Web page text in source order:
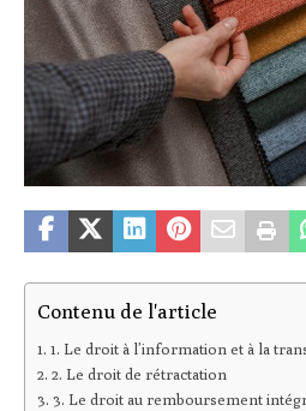
Contenu de l'article
1. Le droit à l’information et à la
2. Le droit de rétractation
3. Le droit au remboursement